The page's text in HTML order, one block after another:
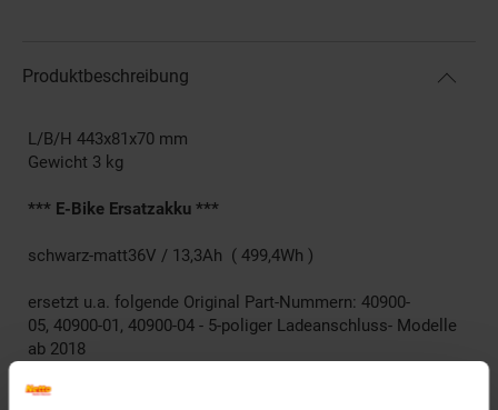
Produktbeschreibung
L/B/H 443x81x70 mm
Gewicht 3 kg
*** E-Bike Ersatzakku ***
schwarz-matt36V / 13,3Ah ( 499,4Wh )
ersetzt u.a. folgende Original Part-Nummern: 40900-
05, 40900-01, 40900-04 - 5-poliger Ladeanschluss- Modelle
ab 2018
Artikelnummer: 2911301000